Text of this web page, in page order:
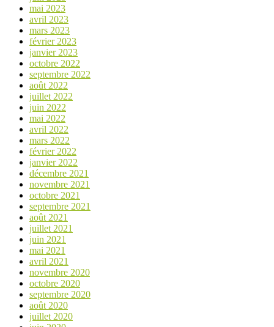
mai 2023
avril 2023
mars 2023
février 2023
janvier 2023
octobre 2022
septembre 2022
août 2022
juillet 2022
juin 2022
mai 2022
avril 2022
mars 2022
février 2022
janvier 2022
décembre 2021
novembre 2021
octobre 2021
septembre 2021
août 2021
juillet 2021
juin 2021
mai 2021
avril 2021
novembre 2020
octobre 2020
septembre 2020
août 2020
juillet 2020